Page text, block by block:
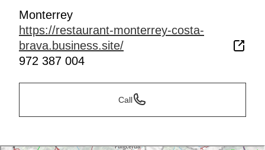
Monterrey
https://restaurant-monterrey-costa-
brava.business.site/
972 387 004
Call